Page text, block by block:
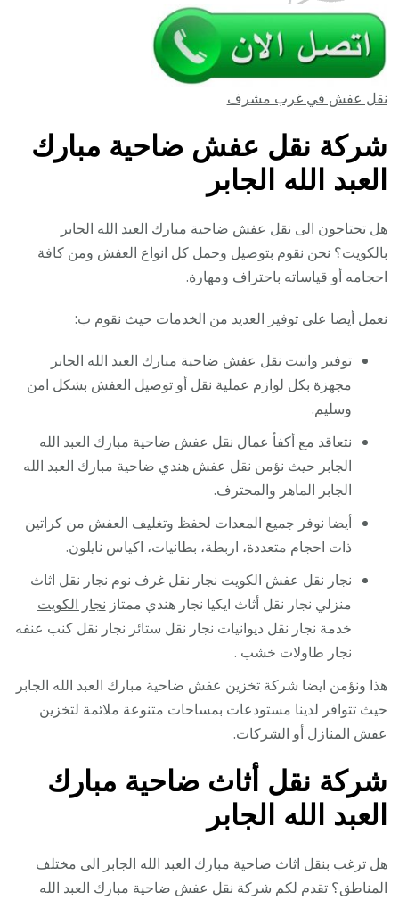
نقل عفش في غرب مشرف
شركة نقل عفش ضاحية مبارك
العبد الله الجابر
هل تحتاجون الى نقل عفش ضاحية مبارك العبد الله الجابر
بالكويت؟ نحن نقوم بتوصيل وحمل كل انواع العفش ومن كافة
احجامه أو قياساته باحتراف ومهارة.
نعمل أيضا على توفير العديد من الخدمات حيث نقوم ب:
توفير وانيت نقل عفش ضاحية مبارك العبد الله الجابر
مجهزة بكل لوازم عملية نقل أو توصيل العفش بشكل امن
وسليم.
نتعاقد مع أكفأ عمال نقل عفش ضاحية مبارك العبد الله
الجابر حيث نؤمن نقل عفش هندي ضاحية مبارك العبد الله
الجابر الماهر والمحترف.
أيضا نوفر جميع المعدات لحفظ وتغليف العفش من كراتين
ذات احجام متعددة، اربطة، بطانيات، اكياس نايلون.
نجار نقل عفش الكويت نجار نقل غرف نوم نجار نقل اثاث
منزلي نجار نقل أثاث ايكيا نجار هندي ممتاز نجار الكويت
خدمة نجار نقل ديوانيات نجار نقل ستائر نجار نقل كنب عنفه
نجار طاولات خشب .
هذا ونؤمن ايضا شركة تخزين عفش ضاحية مبارك العبد الله الجابر
حيث تتوافر لدينا مستودعات بمساحات متنوعة ملائمة لتخزين
عفش المنازل أو الشركات.
شركة نقل أثاث ضاحية مبارك
العبد الله الجابر
هل ترغب بنقل اثاث ضاحية مبارك العبد الله الجابر الى مختلف
المناطق؟ تقدم لكم شركة نقل عفش ضاحية مبارك العبد الله